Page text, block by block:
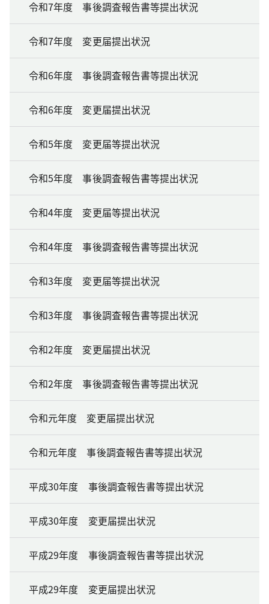
令和7年度 事後調査報告書等提出状況
令和7年度 変更届提出状況
令和6年度 事後調査報告書等提出状況
令和6年度 変更届提出状況
令和5年度 変更届等提出状況
令和5年度 事後調査報告書等提出状況
令和4年度 変更届等提出状況
令和4年度 事後調査報告書等提出状況
令和3年度 変更届等提出状況
令和3年度 事後調査報告書等提出状況
令和2年度 変更届提出状況
令和2年度 事後調査報告書等提出状況
令和元年度 変更届提出状況
令和元年度 事後調査報告書等提出状況
平成30年度 事後調査報告書等提出状況
平成30年度 変更届提出状況
平成29年度 事後調査報告書等提出状況
平成29年度 変更届提出状況